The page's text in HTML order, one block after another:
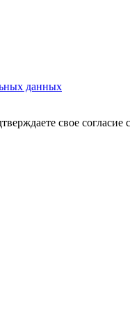
данных
свое согласие с